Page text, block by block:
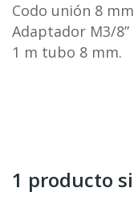
Codo unión 8
Adaptador M3/8”
1 m tubo 8 mm.
1 producto